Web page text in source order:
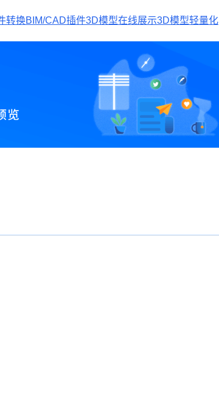
转换BIM/CAD插件3D模型在线展示3D模型轻量化